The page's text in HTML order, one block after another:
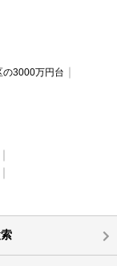
の3000万円台